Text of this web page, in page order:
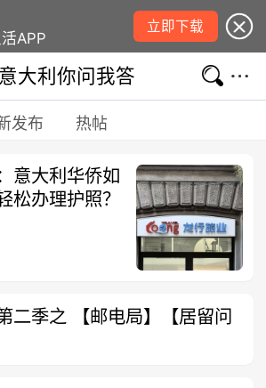
APP
立即下载
意大利你问我答
发布 热帖
意大利华侨如
松办理护照？
二季之 【邮电局】【居留问